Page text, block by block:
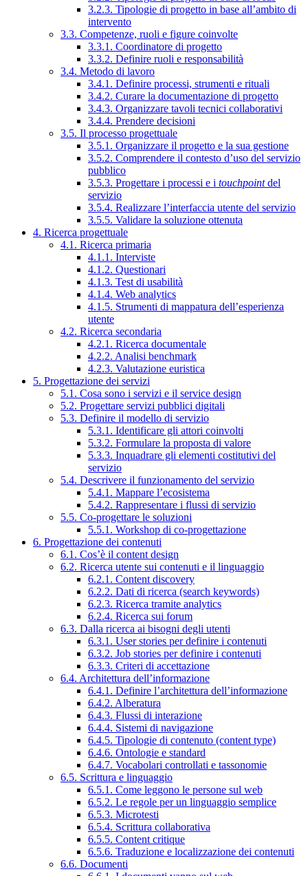
3.2.3. Tipologie di progetto in base all’ambito di
intervento
3.3. Competenze, ruoli e figure coinvolte
3.3.1. Coordinatore di progetto
3.3.2. Definire ruoli e responsabilità
3.4. Metodo di lavoro
3.4.1. Definire processi, strumenti e rituali
3.4.2. Curare la documentazione di progetto
3.4.3. Organizzare tavoli tecnici collaborativi
3.4.4. Prendere decisioni
3.5. Il processo progettuale
3.5.1. Organizzare il progetto e la sua gestione
3.5.2. Comprendere il contesto d’uso del servizio
pubblico
3.5.3. Progettare i processi e i touchpointdel
servizio
3.5.4. Realizzare l’interfaccia utente del servizio
3.5.5. Validare la soluzione ottenuta
4. Ricerca progettuale
4.1. Ricerca primaria
4.1.1. Interviste
4.1.2. Questionari
4.1.3. Test di usabilità
4.1.4. Web analytics
4.1.5. Strumenti di mappatura dell’esperienza
utente
4.2. Ricerca secondaria
4.2.1. Ricerca documentale
4.2.2. Analisi benchmark
4.2.3. Valutazione euristica
5. Progettazione dei servizi
5.1. Cosa sono i servizi e il service design
5.2. Progettare servizi pubblici digitali
5.3. Definire il modello di servizio
5.3.1. Identificare gli attori coinvolti
5.3.2. Formulare la proposta di valore
5.3.3. Inquadrare gli elementi costitutivi del
servizio
5.4. Descrivere il funzionamento del servizio
5.4.1. Mappare l’ecosistema
5.4.2. Rappresentare i flussi di servizio
5.5. Co-progettare le soluzioni
5.5.1. Workshop di co-progettazione
6. Progettazione dei contenuti
6.1. Cos’è il content design
6.2. Ricerca utente sui contenuti e il linguaggio
6.2.1. Content discovery
6.2.2. Dati di ricerca (search keywords)
6.2.3. Ricerca tramite analytics
6.2.4. Ricerca sui forum
6.3. Dalla ricerca ai bisogni degli utenti
6.3.1. User stories per definire i contenuti
6.3.2. Job stories per definire i contenuti
6.3.3. Criteri di accettazione
6.4. Architettura dell’informazione
6.4.1. Definire l’architettura dell’informazione
6.4.2. Alberatura
6.4.3. Flussi di interazione
6.4.4. Sistemi di navigazione
6.4.5. Tipologie di contenuto (content type)
6.4.6. Ontologie e standard
6.4.7. Vocabolari controllati e tassonomie
6.5. Scrittura e linguaggio
6.5.1. Come leggono le persone sul web
6.5.2. Le regole per un linguaggio semplice
6.5.3. Microtesti
6.5.4. Scrittura collaborativa
6.5.5. Content critique
6.5.6. Traduzione e localizzazione dei contenuti
6.6. Documenti